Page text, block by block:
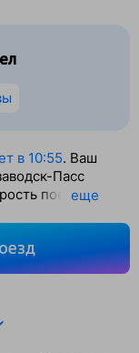
в 10:55. Ваш
Пасс
поезда — 58
9
поезда
eще